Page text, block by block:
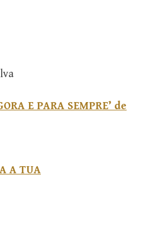
E PARA SEMPRE’ de
A TUA